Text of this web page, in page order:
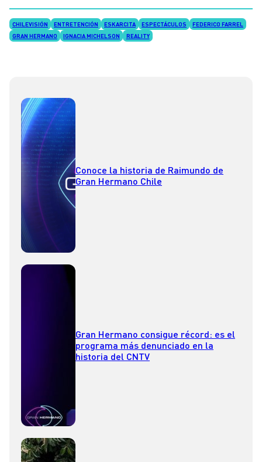
CHILEVISIÓN ENTRETENCIÓN ESKARCITA ESPECTÁCULOS
FEDERICO FARREL
GRAN HERMANO
IGNACIA MICHELSON REALITY
Conoce la historia de Raimundo de
Gran Hermano Chile
Gran Hermano consigue récord: es el
programa más denunciado en la
historia del CNTV